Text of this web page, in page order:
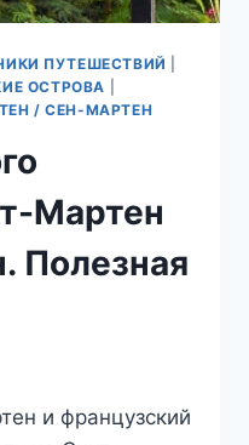
ПУТЕШЕСТВИЙ
ОСТРОВА
/ СЕН-МАРТЕН
Мартен
Полезная
и французский